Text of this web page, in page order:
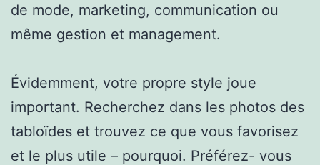
de mode, marketing, communication ou
même gestion et management.
Évidemment, votre propre style joue
important. Recherchez dans les photos des
tabloïdes et trouvez ce que vous favorisez
et le plus utile – pourquoi. Préférez- vous